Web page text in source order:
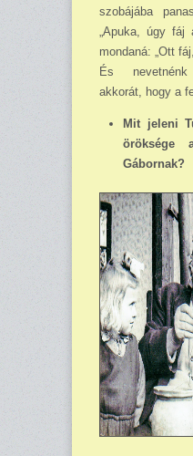
szobájába
„Apuka, úgy
mondaná: „Ott
És
akkorát, hogy a
Mit jeleni
öröksége
Gábornak?